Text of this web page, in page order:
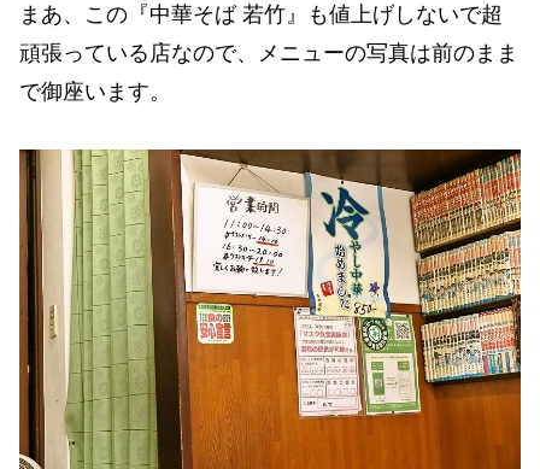
まあ、この『中華そば 若竹』も値上げしないで超
頑張っている店なので、メニューの写真は前のまま
で御座います。